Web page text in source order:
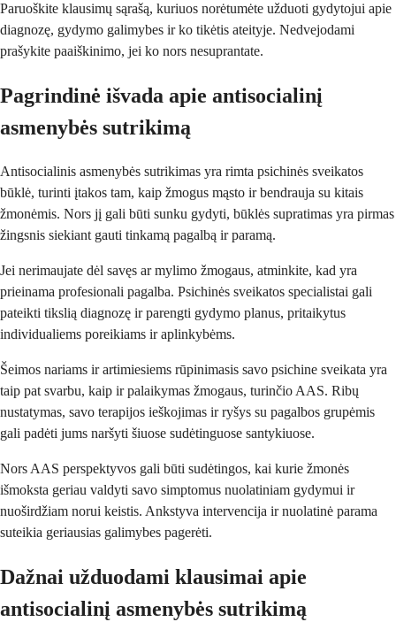
Paruoškite klausimų sąrašą, kuriuos norėtumėte užduoti gydytojui apie
diagnozę, gydymo galimybes ir ko tikėtis ateityje. Nedvejodami
prašykite paaiškinimo, jei ko nors nesuprantate.
Pagrindinė išvada apie antisocialinį
asmenybės sutrikimą
Antisocialinis asmenybės sutrikimas yra rimta psichinės sveikatos
būklė, turinti įtakos tam, kaip žmogus mąsto ir bendrauja su kitais
žmonėmis. Nors jį gali būti sunku gydyti, būklės supratimas yra pirmas
žingsnis siekiant gauti tinkamą pagalbą ir paramą.
Jei nerimaujate dėl savęs ar mylimo žmogaus, atminkite, kad yra
prieinama profesionali pagalba. Psichinės sveikatos specialistai gali
pateikti tikslią diagnozę ir parengti gydymo planus, pritaikytus
individualiems poreikiams ir aplinkybėms.
Šeimos nariams ir artimiesiems rūpinimasis savo psichine sveikata yra
taip pat svarbu, kaip ir palaikymas žmogaus, turinčio AAS. Ribų
nustatymas, savo terapijos ieškojimas ir ryšys su pagalbos grupėmis
gali padėti jums naršyti šiuose sudėtinguose santykiuose.
Nors AAS perspektyvos gali būti sudėtingos, kai kurie žmonės
išmoksta geriau valdyti savo simptomus nuolatiniam gydymui ir
nuoširdžiam norui keistis. Ankstyva intervencija ir nuolatinė parama
suteikia geriausias galimybes pagerėti.
Dažnai užduodami klausimai apie
antisocialinį asmenybės sutrikimą